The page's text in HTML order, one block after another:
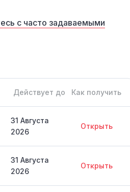
с часто задаваемыми
Действует до Как получить
31 Августа
2026
Открыть
31 Августа
2026
Открыть